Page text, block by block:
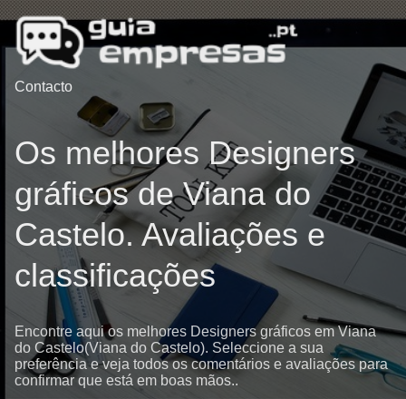
Contacto
Os melhores Designers
gráficos de Viana do
Castelo. Avaliações e
classificações
Encontre aqui os melhores Designers gráficos em Viana
do Castelo(Viana do Castelo). Seleccione a sua
preferência e veja todos os comentários e avaliações para
confirmar que está em boas mãos..